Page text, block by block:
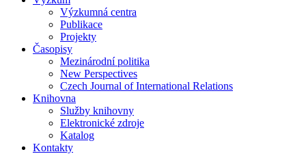
Výzkumná centra
Publikace
Projekty
Časopisy
Mezinárodní politika
New Perspectives
Czech Journal of International Relations
Knihovna
Služby knihovny
Elektronické zdroje
Katalog
Kontakty